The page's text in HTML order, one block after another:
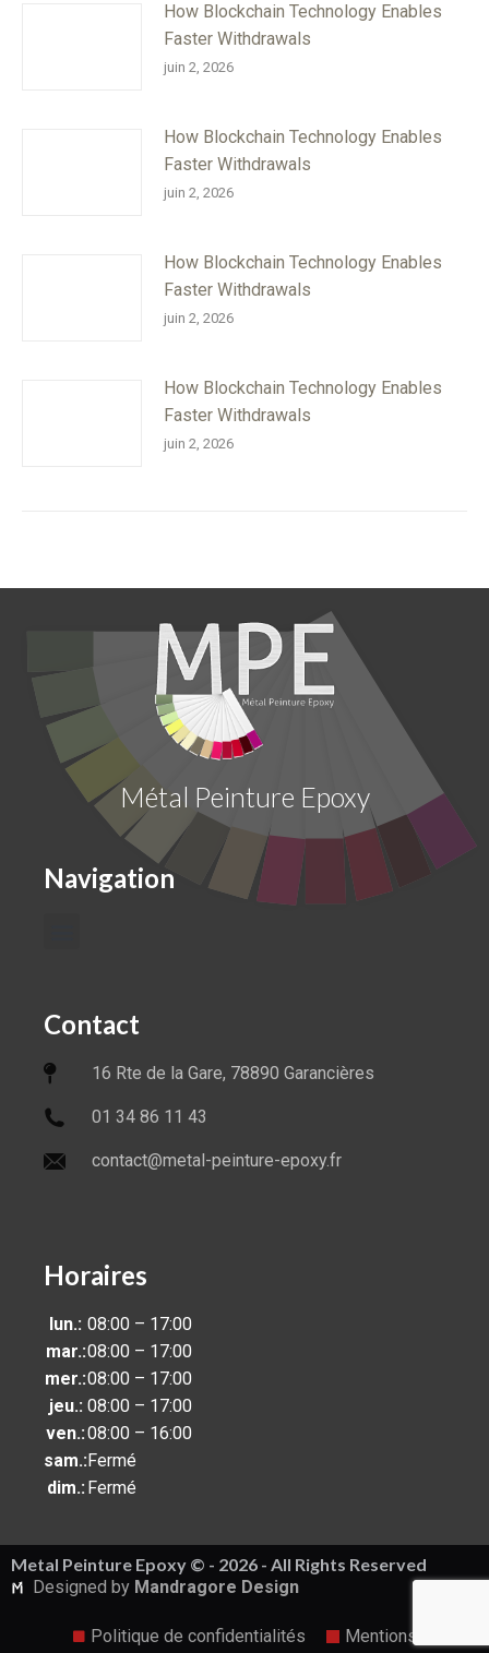
How Blockchain Technology Enables
Faster Withdrawals
juin 2, 2026
How Blockchain Technology Enables
Faster Withdrawals
juin 2, 2026
How Blockchain Technology Enables
Faster Withdrawals
juin 2, 2026
How Blockchain Technology Enables
Faster Withdrawals
juin 2, 2026
Métal Peinture Epoxy
Navigation
Contact
16 Rte de la Gare, 78890 Garancières
01 34 86 11 43
contact@metal-peinture-epoxy.fr
Horaires
lun.: 08:00 – 17:00
mar.:08:00 – 17:00
mer.:08:00 – 17:00
jeu.: 08:00 – 17:00
ven.:08:00 – 16:00
sam.:Fermé
dim.: Fermé
Metal Peinture Epoxy © - 2026 - All Rights Reserved
Designed by Mandragore Design
Politique de confidentialités Mentions légales